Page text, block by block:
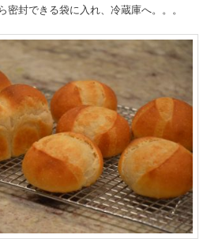
密封できる袋に入れ、冷蔵庫へ。。。